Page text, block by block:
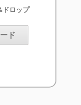
ドロップ
ド